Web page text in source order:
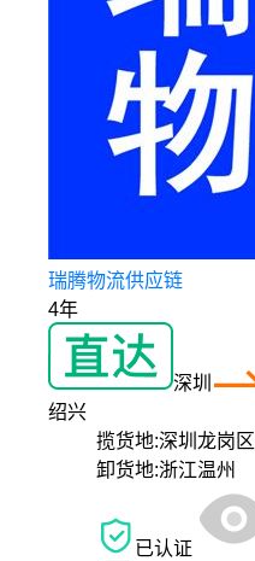
瑞腾物流供应链
4年
深圳
绍兴
揽货地:深圳龙岗
卸货地:浙江温州
已认证